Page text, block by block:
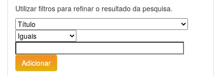
Utilizar filtros para refinar o resultado da pesquisa.